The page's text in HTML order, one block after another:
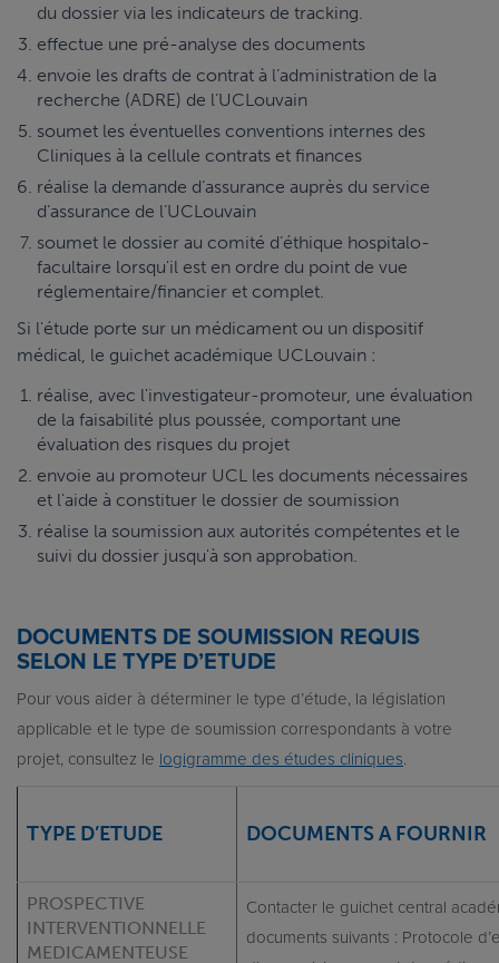
du dossier via les indicateurs de tracking.
effectue une pré-analyse des documents
envoie les drafts de contrat à l’administration de la
recherche (ADRE) de l’UCLouvain
soumet les éventuelles conventions internes des
Cliniques à la cellule contrats et finances
réalise la demande d’assurance auprès du service
d’assurance de l’UCLouvain
soumet le dossier au comité d’éthique hospitalo-
facultaire lorsqu'il est en ordre du point de vue
réglementaire/financier et complet.
Si l'étude porte sur un médicament ou un dispositif
médical, le guichet académique UCLouvain :
réalise, avec l'investigateur-promoteur, une évaluation
de la faisabilité plus poussée, comportant une
évaluation des risques du projet
envoie au promoteur UCL les documents nécessaires
et l'aide à constituer le dossier de soumission
réalise la soumission aux autorités compétentes et le
suivi du dossier jusqu'à son approbation.
DOCUMENTS DE SOUMISSION REQUIS
SELON LE TYPE D’ETUDE
Pour vous aider à déterminer le type d’étude, la législation
applicable et le type de soumission correspondants à votre
projet, consultez le logigramme des études cliniques.
TYPE D’ETUDE DOCUMENTS A FOURNIR
PROSPECTIVE
INTERVENTIONNELLE
MEDICAMENTEUSE
Contacter le guichet central
documents suivants : Protocole